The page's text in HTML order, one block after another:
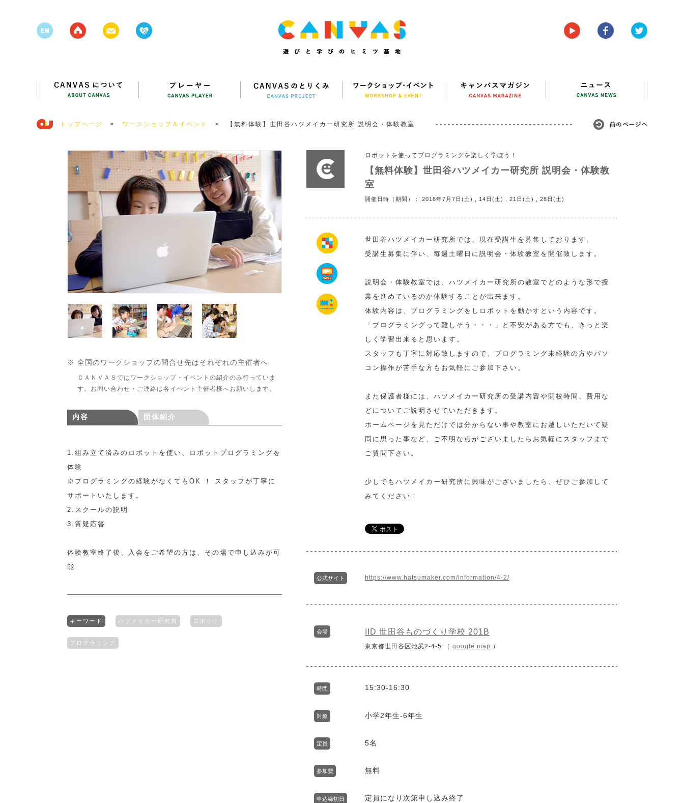
トップページ > ワークショップ＆イベント > 【無料体験】世田谷ハツメイカー研究所 説明会・体験教室
※ 全国のワークショップの問合せ先はそれぞれの主催者へ
ＣＡＮＶＡＳではワークショップ・イベントの紹介のみ行っていま
す。お問い合わせ・ご連絡は各イベント主催者様へお願いします。
内容 団体紹介
1.組み立て済みのロボットを使い、ロボットプログラミングを
体験
※プログラミングの経験がなくてもOK ！ スタッフが丁寧に
サポートいたします。
2.スクールの説明
3.質疑応答
体験教室終了後、入会をご希望の方は、その場で申し込みが可
能
キーワード ハツメイカー研究所 ロボット
プログラミング
ロボットを使ってプログラミングを楽しく学ぼう！
【無料体験】世田谷ハツメイカー研究所 説明会・体験教
室
開催日時（期間）： 2018年7月7日(土) , 14日(土) , 21日(土) , 28日(土)
世田谷ハツメイカー研究所では、現在受講生を募集しております。
受講生募集に伴い、毎週土曜日に説明会・体験教室を開催致します。
説明会・体験教室では、ハツメイカー研究所の教室でどのような形で授
業を進めているのか体験することが出来ます。
体験内容は、プログラミングをしロボットを動かすという内容です。
「プログラミングって難しそう・・・」と不安がある方でも、きっと楽
しく学習出来ると思います。
スタッフも丁寧に対応致しますので、プログラミング未経験の方やパソ
コン操作が苦手な方もお気軽にご参加下さい。
また保護者様には、ハツメイカー研究所の受講内容や開校時間、費用な
どについてご説明させていただきます。
ホームページを見ただけでは分からない事や教室にお越しいただいて疑
問に思った事など、ご不明な点がございましたらお気軽にスタッフまで
ご質問下さい。
少しでもハツメイカー研究所に興味がございましたら、ぜひご参加して
みてください！
公式サイト https://www.hatsumaker.com/information/4-2/
会場 IID 世田谷ものづくり学校 201B
東京都世田谷区池尻2-4-5 （ google map ）
時間 15:30-16:30
対象 小学2年生-6年生
定員 5名
参加費 無料
申込締切日 定員になり次第申し込み終了